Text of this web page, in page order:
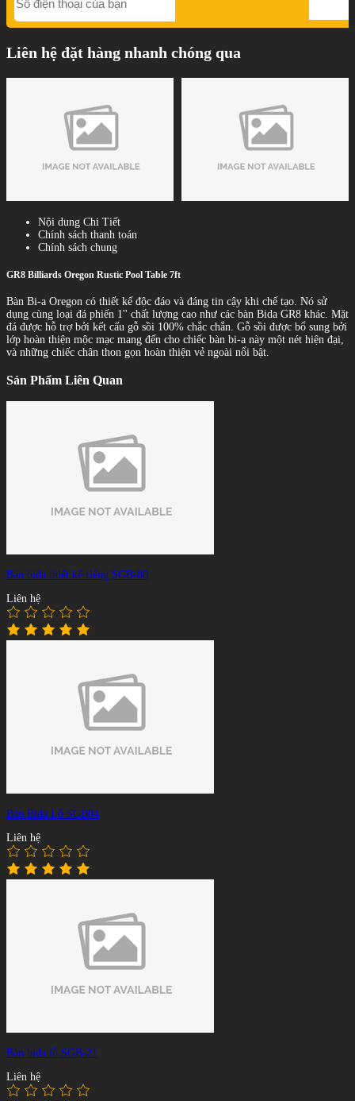
Liên hệ đặt hàng nhanh chóng qua
Nội dung Chi Tiết
Chính sách thanh toán
Chính sách chung
GR8 Billiards Oregon Rustic Pool Table 7ft
Bàn Bi-a Oregon có thiết kế độc đáo và đáng tin cậy khi chế tạo. Nó sử
dụng cùng loại đá phiến 1'' chất lượng cao như các bàn Bida GR8 khác. Mặt
đá được hỗ trợ bởi kết cấu gỗ sồi 100% chắc chắn. Gỗ sồi được bổ sung bởi
lớp hoàn thiện mộc mạc mang đến cho chiếc bàn bi-a này một nét hiện đại,
và những chiếc chân thon gọn hoàn thiện vẻ ngoài nổi bật.
Sản Phẩm Liên Quan
Bàn bida thiết kế riêng SGB-80
Liên hệ
Bàn Bida Lỗ SGB04
Liên hệ
Bàn bida lỗ SGB-21
Liên hệ